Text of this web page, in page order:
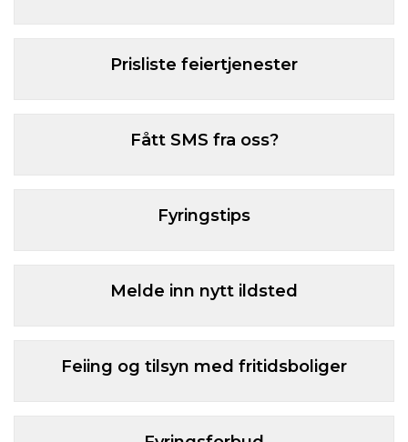
Prisliste feiertjenester
Fått SMS fra oss?
Fyringstips
Melde inn nytt ildsted
Feiing og tilsyn med fritidsboliger